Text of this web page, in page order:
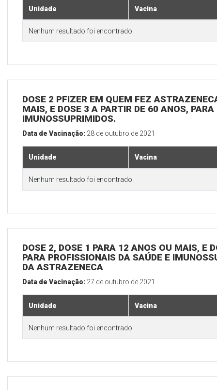
Unidade Vacina
Nenhum resultado foi encontrado.
DOSE 2 PFIZER EM QUEM FEZ
MAIS, E DOSE 3 A PARTIR DE 60 ANOS,
IMUNOSSUPRIMIDOS.
Data de Vacinação: 28 de outubro de 2021
Unidade Vacina
Nenhum resultado foi encontrado.
DOSE 2, DOSE 1 PARA 12 ANOS OU MAIS, E
PARA PROFISSIONAIS DA SAÚDE E
DA ASTRAZENECA
Data de Vacinação: 27 de outubro de 2021
Unidade Vacina
Nenhum resultado foi encontrado.